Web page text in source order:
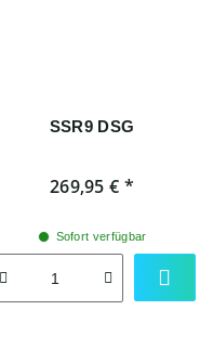
SSR9 DSG
269,95 € *
Sofort verfügbar